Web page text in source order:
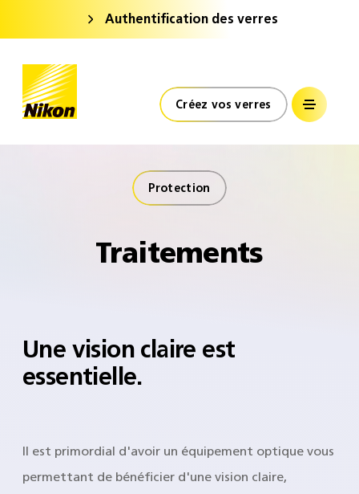
Authentification des verres
Accueil
Créez vos verres
Protection
Traitements
Une vision claire est
essentielle.
Il est primordial d'avoir un équipement optique vous
permettant de bénéficier d'une vision claire,